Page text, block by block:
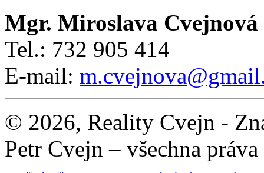
Mgr. Miroslava Cvejnová
Tel.: 732 905 414
E-mail:
© 2026, Reality Cvejn -
Petr Cvejn – všechna